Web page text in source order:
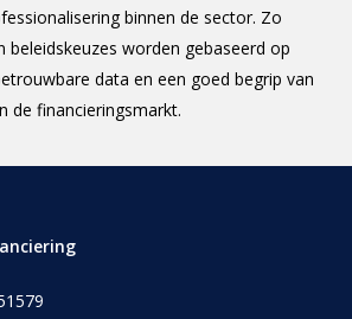
binnen de sector. Zo
beleidskeuzes worden gebaseerd op
data en een goed begrip van
de financieringsmarkt.